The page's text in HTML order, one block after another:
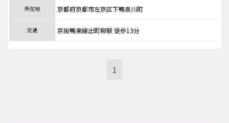
所在地 京都府京都市左京区下鴨泉川町
交通 京阪鴨東線出町柳駅 徒歩13分
1